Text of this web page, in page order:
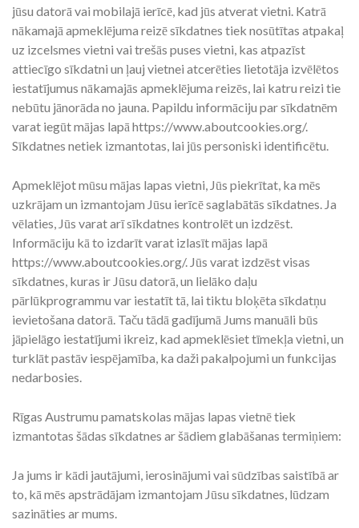
jūsu datorā vai mobilajā ierīcē, kad jūs atverat vietni. Katrā
nākamajā apmeklējuma reizē sīkdatnes tiek nosūtītas atpakaļ
uz izcelsmes vietni vai trešās puses vietni, kas atpazīst
attiecīgo sīkdatni un ļauj vietnei atcerēties lietotāja izvēlētos
iestatījumus nākamajās apmeklējuma reizēs, lai katru reizi tie
nebūtu jānorāda no jauna. Papildu informāciju par sīkdatnēm
varat iegūt mājas lapā https://www.aboutcookies.org/.
Sīkdatnes netiek izmantotas, lai jūs personiski identificētu.
Apmeklējot mūsu mājas lapas vietni, Jūs piekrītat, ka mēs
uzkrājam un izmantojam Jūsu ierīcē saglabātās sīkdatnes. Ja
vēlaties, Jūs varat arī sīkdatnes kontrolēt un izdzēst.
Informāciju kā to izdarīt varat izlasīt mājas lapā
https://www.aboutcookies.org/. Jūs varat izdzēst visas
sīkdatnes, kuras ir Jūsu datorā, un lielāko daļu
pārlūkprogrammu var iestatīt tā, lai tiktu bloķēta sīkdatņu
ievietošana datorā. Taču tādā gadījumā Jums manuāli būs
jāpielāgo iestatījumi ikreiz, kad apmeklēsiet tīmekļa vietni, un
turklāt pastāv iespējamība, ka daži pakalpojumi un funkcijas
nedarbosies.
Rīgas Austrumu pamatskolas mājas lapas vietnē tiek
izmantotas šādas sīkdatnes ar šādiem glabāšanas termiņiem:
Ja jums ir kādi jautājumi, ierosinājumi vai sūdzības saistībā ar
to, kā mēs apstrādājam izmantojam Jūsu sīkdatnes, lūdzam
sazināties ar mums.